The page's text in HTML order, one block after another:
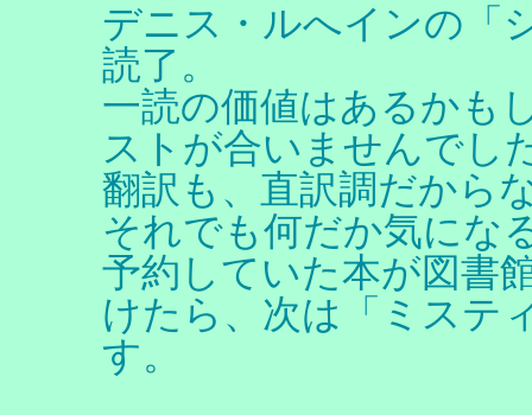
デニス・ルへインの「
読了。
一読の価値はあるかも
ストが合いませんでし
翻訳も、直訳調だから
それでも何だか気にな
予約していた本が図書
けたら、次は「ミステ
す。